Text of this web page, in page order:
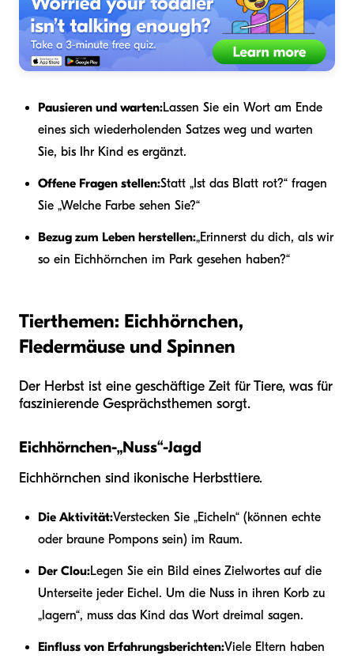
Pausieren und warten:Lassen Sie ein Wort am Ende
eines sich wiederholenden Satzes weg und warten
Sie, bis Ihr Kind es ergänzt.
Offene Fragen stellen:Statt „Ist das Blatt rot?“ fragen
Sie „Welche Farbe sehen Sie?“
Bezug zum Leben herstellen:„Erinnerst du dich, als wir
so ein Eichhörnchen im Park gesehen haben?“
Tierthemen: Eichhörnchen,
Fledermäuse und Spinnen
Der Herbst ist eine geschäftige Zeit für Tiere, was für
faszinierende Gesprächsthemen sorgt.
Eichhörnchen-„Nuss“-Jagd
Eichhörnchen sind ikonische Herbsttiere.
Die Aktivität:Verstecken Sie „Eicheln“ (können echte
oder braune Pompons sein) im Raum.
Der Clou:Legen Sie ein Bild eines Zielwortes auf die
Unterseite jeder Eichel. Um die Nuss in ihren Korb zu
„lagern“, muss das Kind das Wort dreimal sagen.
Einfluss von Erfahrungsberichten:Viele Eltern haben